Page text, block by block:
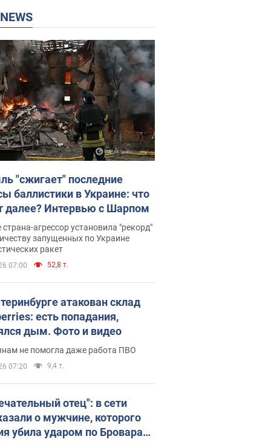
NEWS
"сжигает" последние
баллистики в Украине: что
далее? Интервью с Шарпом
агрессор установила "рекорд"
запущенных по Украине
ракет
07:00 52,8 т.
атакован склад
есть попадания,
дым. Фото и видео
не помогла даже работа ПВО
07:20 9,4 т.
отец": в сети
о мужчине, которого
убила ударом по Броварам.